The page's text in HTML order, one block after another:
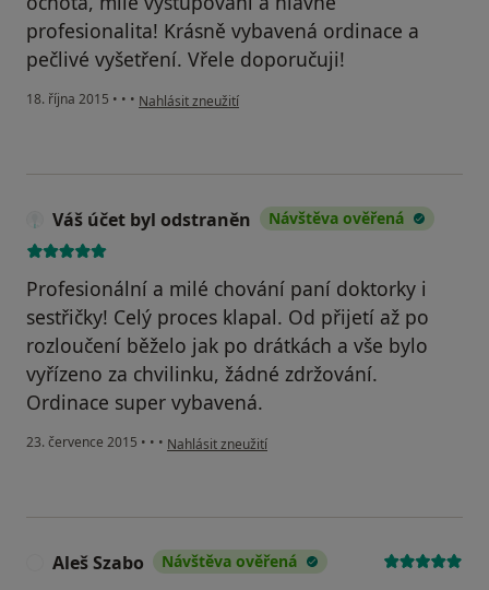
profesionalita! Krásně vybavená ordinace a
pečlivé vyšetření. Vřele doporučuji!
18. října 2015 • • • podle názoru uživatele Váš účet byl odstraněn
Nahlásit zneužití
Váš účet byl odstraněn Návštěva ověřená
Profesionální a milé chování paní doktorky i
sestřičky! Celý proces klapal. Od přijetí až po
rozloučení běželo jak po drátkách a vše bylo
vyřízeno za chvilinku, žádné zdržování.
Ordinace super vybavená.
23. července 2015 • • • podle názoru uživatele Váš účet byl odstraněn
Nahlásit zneužití
Aleš Szabo Návštěva ověřená